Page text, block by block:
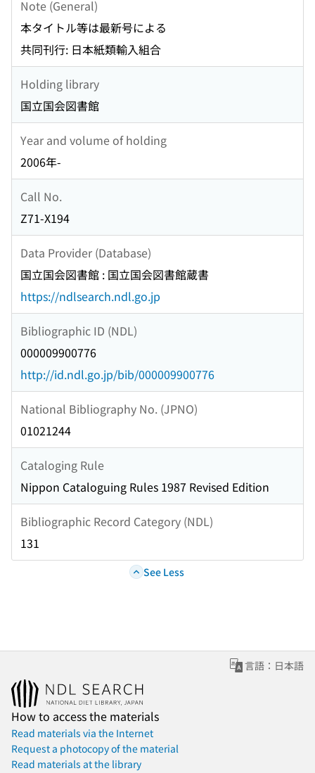
Note (General)
本タイトル等は最新号による
共同刊行: 日本紙類輸入組合
Holding library
国立国会図書館
Year and volume of holding
2006年-
Call No.
Z71-X194
Data Provider (Database)
国立国会図書館 : 国立国会図書館蔵書
https://ndlsearch.ndl.go.jp
Bibliographic ID (NDL)
000009900776
http://id.ndl.go.jp/bib/000009900776
National Bibliography No. (JPNO)
01021244
Cataloging Rule
Nippon Cataloguing Rules 1987 Revised Edition
Bibliographic Record Category (NDL)
131
See Less
言語：日本語
How to access the materials
Read materials via the Internet
Request a photocopy of the material
Read materials at the library